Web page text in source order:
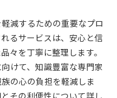
減するための重要なプロ
るサービスは、安心と信
々を丁寧に整理します。
けて、知識豊富な専門家
の心の負担を軽減しま